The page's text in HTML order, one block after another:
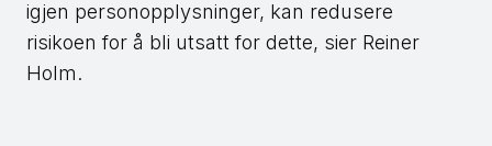
igjen personopplysninger, kan redusere
risikoen for å bli utsatt for dette, sier Reiner
Holm.